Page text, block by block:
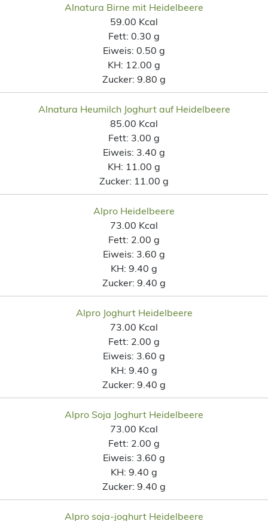
Alnatura Birne mit Heidelbeere
59.00 Kcal
Fett: 0.30 g
Eiweis: 0.50 g
KH: 12.00 g
Zucker: 9.80 g
Alnatura Heumilch Joghurt auf Heidelbeere
85.00 Kcal
Fett: 3.00 g
Eiweis: 3.40 g
KH: 11.00 g
Zucker: 11.00 g
Alpro Heidelbeere
73.00 Kcal
Fett: 2.00 g
Eiweis: 3.60 g
KH: 9.40 g
Zucker: 9.40 g
Alpro Joghurt Heidelbeere
73.00 Kcal
Fett: 2.00 g
Eiweis: 3.60 g
KH: 9.40 g
Zucker: 9.40 g
Alpro Soja Joghurt Heidelbeere
73.00 Kcal
Fett: 2.00 g
Eiweis: 3.60 g
KH: 9.40 g
Zucker: 9.40 g
Alpro soja-joghurt Heidelbeere